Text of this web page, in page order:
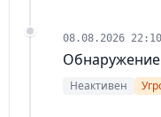
08.08.2026 22:10
Неактивен